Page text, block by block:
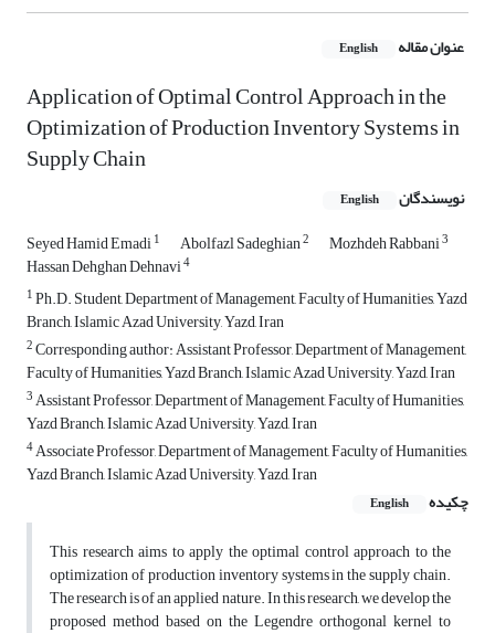
عنوان مقاله English
Application of Optimal Control Approach in the
Optimization of Production Inventory Systems in
Supply Chain
نویسندگان English
Seyed Hamid Emadi1 Abolfazl Sadeghian2 Mozhdeh Rabbani3
Hassan Dehghan Dehnavi4
1Ph.D. Student, Department of Management, Faculty of Humanities, Yazd
Branch, Islamic Azad University, Yazd, Iran
2Corresponding author: Assistant Professor, Department of Management,
Faculty of Humanities, Yazd Branch, Islamic Azad University, Yazd, Iran
3Assistant Professor, Department of Management, Faculty of Humanities,
Yazd Branch, Islamic Azad University, Yazd, Iran
4Associate Professor, Department of Management, Faculty of Humanities,
Yazd Branch, Islamic Azad University, Yazd, Iran
چکیده
English
This research aims to apply the optimal control approach to the
optimization of production inventory systems in the supply chain.
The research is of an applied nature. In this research, we develop the
proposed method based on the Legendre orthogonal kernel to